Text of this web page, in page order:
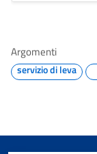
Argomenti
servizio di leva